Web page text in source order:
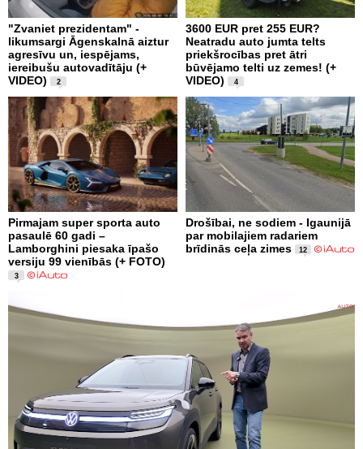
"Zvaniet prezidentam" -
likumsargi Āgenskalnā aiztur
agresīvu un, iespējams,
iereibušu autovadītāju (+
VIDEO)
2
3600 EUR pret 255 EUR?
Neatradu auto jumta telts
priekšrocības pret ātri
būvējamo telti uz zemes! (+
VIDEO)
4
Pirmajam super sporta auto
pasaulē 60 gadi –
Lamborghini piesaka īpašo
versiju 99 vienībās (+ FOTO)
3
Drošībai, ne sodiem - Igaunijā
par mobilajiem radariem
brīdinās ceļa zimes
12